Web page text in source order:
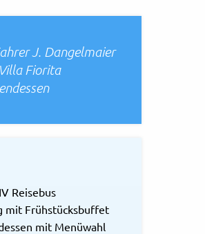
J. Dangelmaier
Fiorita
Reisebus
mit Frühstücksbuffet
mit Menüwahl